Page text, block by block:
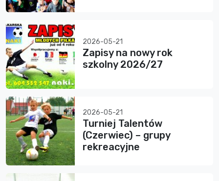
2026-05-21
Zapisy na nowy rok
szkolny 2026/27
2026-05-21
Turniej Talentów
(Czerwiec) – grupy
rekreacyjne